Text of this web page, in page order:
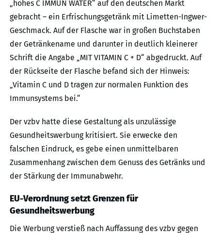
„hohes C IMMUN WATER“ auf den deutschen Markt
gebracht – ein Erfrischungsgetränk mit Limetten-Ingwer-
Geschmack. Auf der Flasche war in großen Buchstaben
der Getränkename und darunter in deutlich kleinerer
Schrift die Angabe „MIT VITAMIN C + D“ abgedruckt. Auf
der Rückseite der Flasche befand sich der Hinweis:
„Vitamin C und D tragen zur normalen Funktion des
Immunsystems bei.“
Der vzbv hatte diese Gestaltung als unzulässige
Gesundheitswerbung kritisiert. Sie erwecke den
falschen Eindruck, es gebe einen unmittelbaren
Zusammenhang zwischen dem Genuss des Getränks und
der Stärkung der Immunabwehr.
EU-Verordnung setzt Grenzen für
Gesundheitswerbung
Die Werbung verstieß nach Auffassung des vzbv gegen